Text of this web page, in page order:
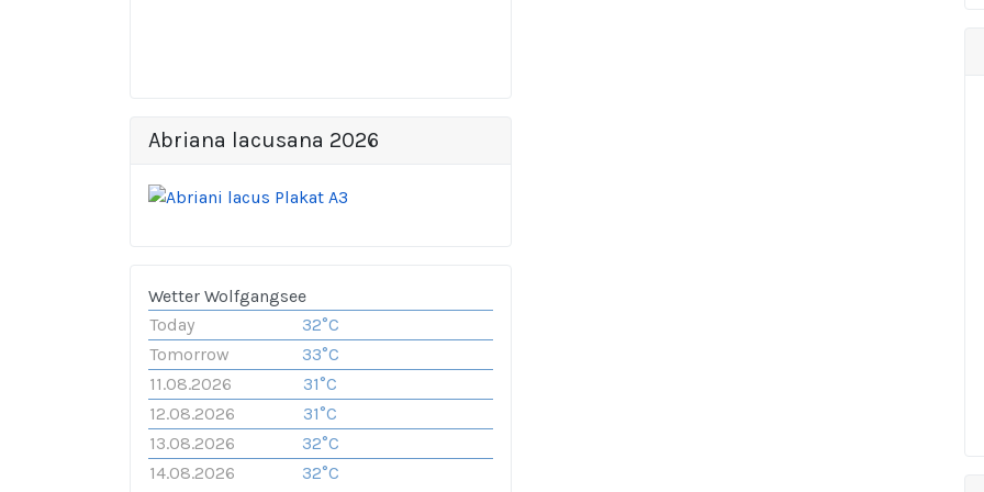
Abriana lacusana 2026
Wetter Wolfgangsee
Today
32°C
Tomorrow
33°C
11.08.2026
31°C
12.08.2026
31°C
13.08.2026
32°C
14.08.2026
32°C